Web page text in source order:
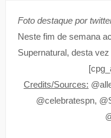
Foto destaque por
Neste fim de semana
Supernatural, desta
Credits/Sources:
@celebratespn,